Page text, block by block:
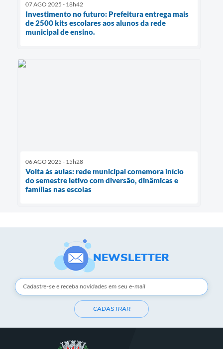
07 AGO 2025 - 18h42
Investimento no futuro: Prefeitura entrega mais
de 2500 kits escolares aos alunos da rede
municipal de ensino.
06 AGO 2025 - 15h28
Volta às aulas: rede municipal comemora início
do semestre letivo com diversão, dinâmicas e
famílias nas escolas
NEWSLETTER
CADASTRAR